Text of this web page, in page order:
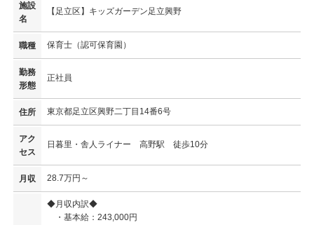
施設
名
【足立区】キッズガーデン足立興野
職種 保育士（認可保育園）
勤務
形態
正社員
住所 東京都足立区興野二丁目14番6号
アク
セス
日暮里・舎人ライナー 高野駅 徒歩10分
月収 28.7万円～
◆月収内訳◆
・基本給：243,000円